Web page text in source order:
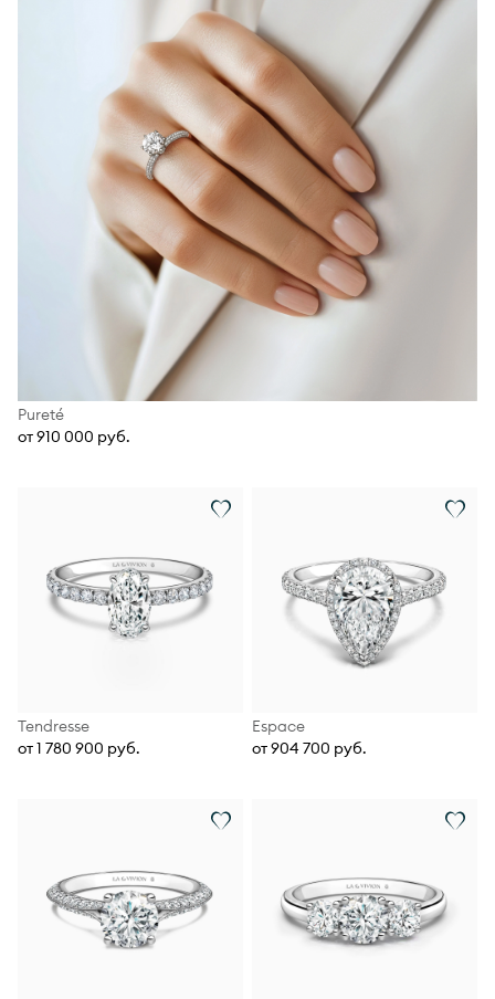
Pureté
от 910 000 руб.
Tendresse
от 1 780 900 руб.
Espace
от 904 700 руб.